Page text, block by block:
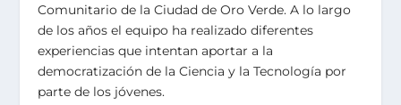
Comunitario de la Ciudad de Oro Verde. A lo largo
de los años el equipo ha realizado diferentes
experiencias que intentan aportar a la
democratización de la Ciencia y la Tecnología por
parte de los jóvenes.